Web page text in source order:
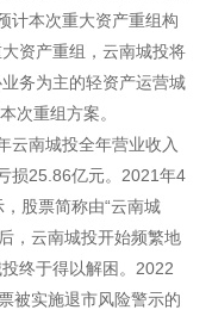
本次重大资产重组构
资产重组，云南城投将
务为主的轻资产运营城
次重组方案。
云南城投全年营业收入
损25.86亿元。2021年4
股票简称由“云南城
，云南城投开始频繁地
终于得以解困。2022
被实施退市风险警示的